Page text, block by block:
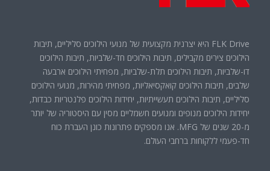
FLK Drive היא יצרנית מקצועית של מנועי הילוכים סליליים, תיבות
הילוכים צירים מקבילים, תיבות הילוכים חד-שלביות, תיבות הילוכים
דו-שלביות, תיבות הילוכים תלת-שלביות, מפחיתי הילוכים ארבעה
שלבים, תיבות הילוכים קואקסיאליות, מפחיתי מהירות, מנועי הילוכים
סליליים, תיבות הילוכים תעשייתיות, יחידות הילוכים פלנטריות כבדות,
יחידות הילוכים מנופים ומנועים חשמליים מסין עם היסטוריה של יותר
מ-20 שנים של MFG. אנו מספקים פתרונות כונן העברת כוח
חד-פעמי ללקוחות ברחבי העולם.